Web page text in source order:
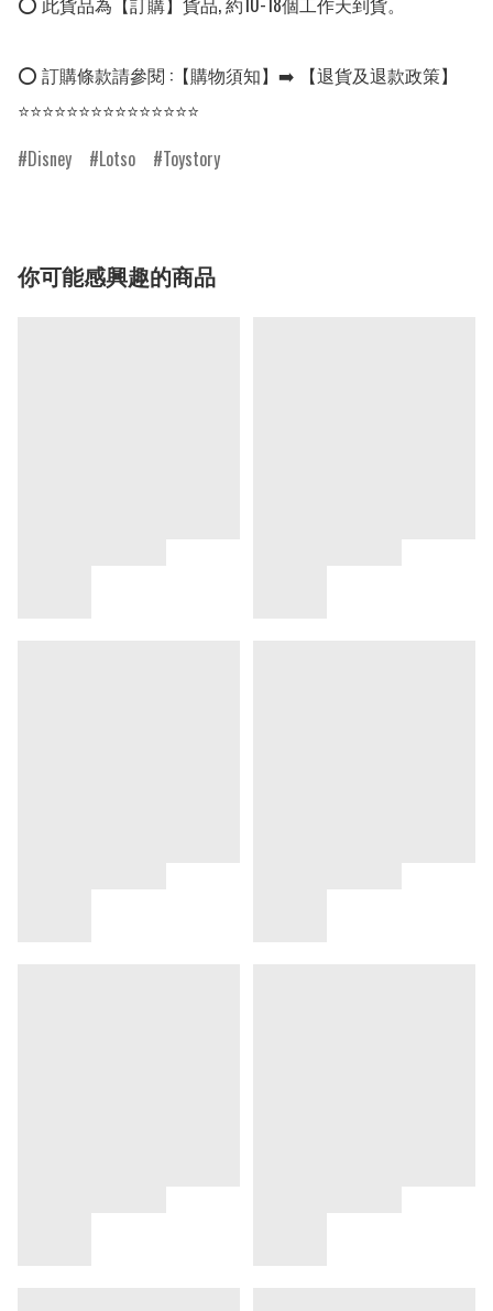
⭕ 訂購條款請參閱 :【購物須知】➡️ 【退貨及退款政策】
⭐⭐⭐⭐⭐⭐⭐⭐⭐⭐⭐⭐⭐⭐⭐
Disney
Lotso Toystory
你可能感興趣的商品